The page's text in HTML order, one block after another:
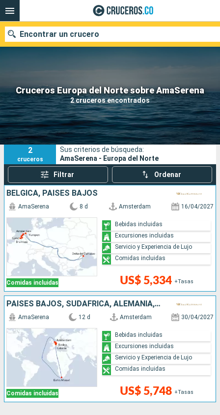
Cruceros Europa del Norte sobre AmaSerena
2 cruceros encontrados
Encontrar un crucero
Fecha de salida
Buscar
2
cruceros
Sus criterios de búsqueda:
AmaSerena - Europa del Norte
Filtrar Ordenar
BÉLGICA, PAISES BAJOS
Comidas incluidas
AmaSerena 8 d Amsterdam 16/04/2027
US$ 5,334 +Tasas
Bebidas incluidas
Excursiones incluidas
Servicio y Experiencia de Lujo
Comidas incluidas
PAISES BAJOS, SUDAFRICA, ALEMANIA, EUROPA DEL NORTE, FRANCIA, SUIZA
Comidas incluidas
AmaSerena 12 d Amsterdam 30/04/2027
US$ 5,748 +Tasas
Bebidas incluidas
Excursiones incluidas
Servicio y Experiencia de Lujo
Comidas incluidas